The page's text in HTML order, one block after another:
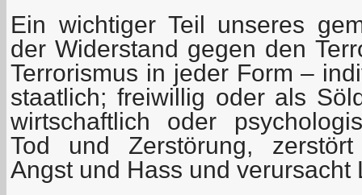
Ein wichtiger Teil unseres
der Widerstand gegen den
Terrorismus in jeder Form –
staatlich; freiwillig oder als
wirtschaftlich oder
Tod und Zerstörung,
Angst und Hass und verursacht